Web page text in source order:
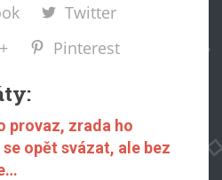
Twitter
Pinterest
provaz, zrada ho
opět svázat, ale bez